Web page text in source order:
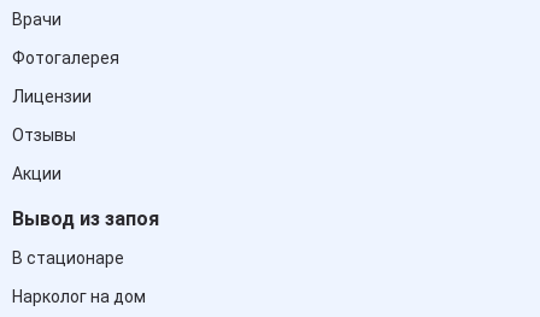
Врачи
Фотогалерея
Лицензии
Отзывы
Акции
Вывод из запоя
В стационаре
Нарколог на дом